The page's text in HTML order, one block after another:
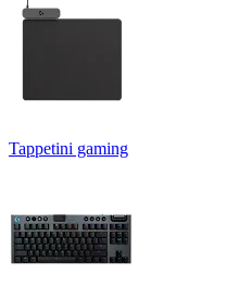
Tappetini gaming